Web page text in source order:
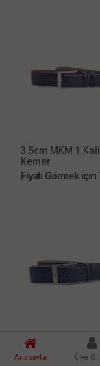
Anasayfa Üye
3,5cm MKM
Kemer
Fiyatı Görmek için
3,5cm 1.Kalite
Klasik Kemer